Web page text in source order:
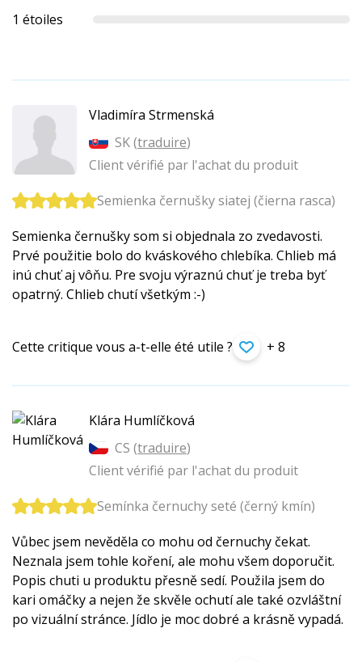
1 étoiles
Vladimíra Strmenská
SK (traduire)
Client vérifié par l'achat du produit
Semienka černušky siatej (čierna rasca)
Semienka černušky som si objednala zo zvedavosti.
Prvé použitie bolo do kváskového chlebíka. Chlieb má
inú chuť aj vôňu. Pre svoju výraznú chuť je treba byť
opatrný. Chlieb chutí všetkým :-)
Cette critique vous a-t-elle été utile ? + 8
Klára Humlíčková
CS (traduire)
Client vérifié par l'achat du produit
Semínka černuchy seté (černý kmín)
Vůbec jsem nevěděla co mohu od černuchy čekat.
Neznala jsem tohle koření, ale mohu všem doporučit.
Popis chuti u produktu přesně sedí. Použila jsem do
kari omáčky a nejen že skvěle ochutí ale také ozvláštní
po vizuální stránce. Jídlo je moc dobré a krásně vypadá.